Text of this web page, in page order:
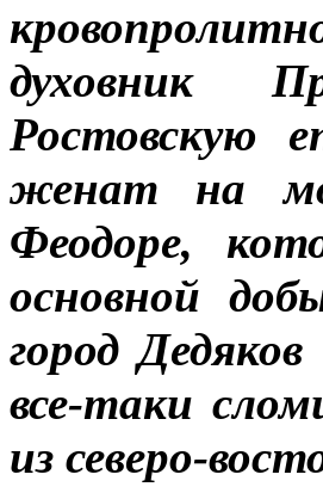
духовник
Ростовскую
женат на
Феодоре,
основной
город
все-таки
из северо-